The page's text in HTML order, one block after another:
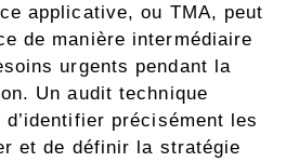
applicative, ou TMA, peut
de manière intermédiaire
urgents pendant la
Un audit technique
précisément les
et de définir la stratégie